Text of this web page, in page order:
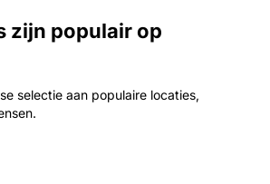
zijn populair op
selectie aan populaire locaties,